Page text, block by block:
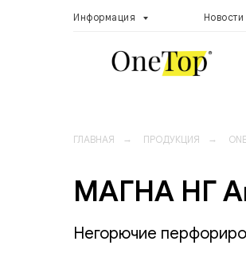
Информация Новости
ГЛАВНАЯ → ПРОДУКЦИЯ →
МАГНА НГ
Негорючие